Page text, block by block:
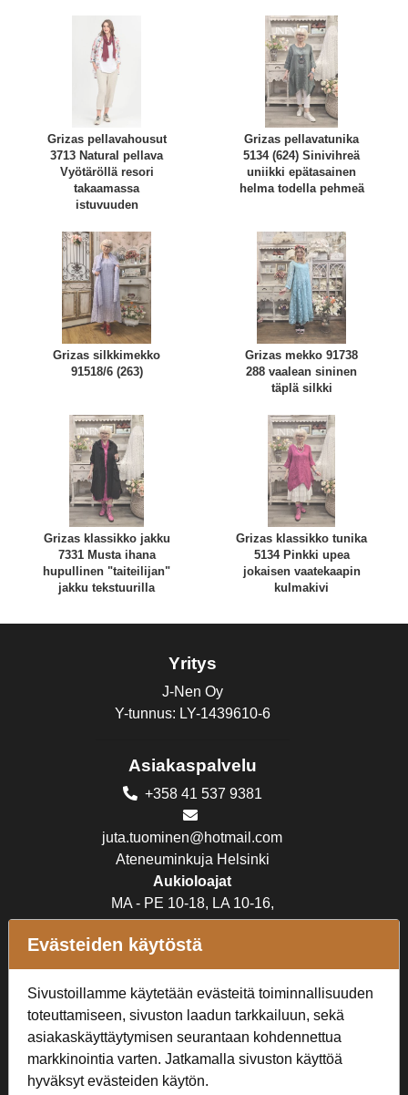
Grizas pellavahousut
3713 Natural pellava
Vyötäröllä resori
takaamassa
istuvuuden
Grizas pellavatunika
5134 (624) Sinivihreä
uniikki epätasainen
helma todella pehmeä
Grizas silkkimekko
91518/6 (263)
Grizas mekko 91738
288 vaalean sininen
täplä silkki
Grizas klassikko jakku
7331 Musta ihana
hupullinen "taiteilijan"
jakku tekstuurilla
Grizas klassikko tunika
5134 Pinkki upea
jokaisen vaatekaapin
kulmakivi
Yritys
J-Nen Oy
Y-tunnus: LY-1439610-6
Asiakaspalvelu
+358 41 537 9381
juta.tuominen@hotmail.com
Ateneuminkuja Helsinki
Aukioloajat
MA - PE 10-18, LA 10-16,
SU suljettu
Tilaus- ja toimitusehdot
Seuraa Meitä
Evästeiden käytöstä
Sivustoillamme käytetään evästeitä toiminnallisuuden
toteuttamiseen, sivuston laadun tarkkailuun, sekä
asiakaskäyttäytymisen seurantaan kohdennettua
markkinointia varten. Jatkamalla sivuston käyttöä
hyväksyt evästeiden käytön.